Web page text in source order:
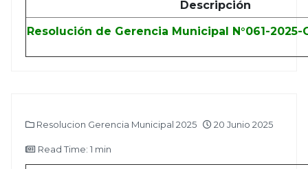
Descripción
Resolución de Gerencia Municipal N°061-2025-
Resolucion Gerencia Municipal 2025 20 Junio 2025
Read Time: 1 min